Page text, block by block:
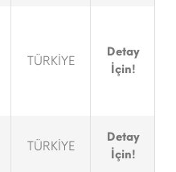
TÜRKİYE
Detay
İçin!
TÜRKİYE
Detay
İçin!